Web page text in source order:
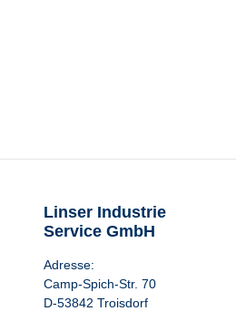
Linser Industrie
Service GmbH
Adresse:
Camp-Spich-Str. 70
D-53842 Troisdorf